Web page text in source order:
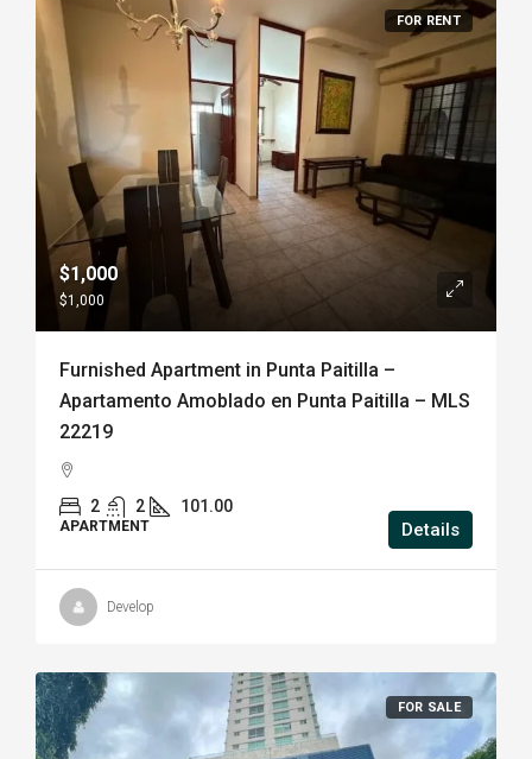
FOR RENT
$1,000
$1,000
Furnished Apartment in Punta Paitilla –
Apartamento Amoblado en Punta Paitilla – MLS
22219
2 2 101.00
APARTMENT Details
Develop
FOR SALE